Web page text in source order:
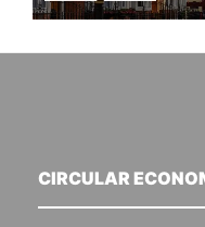
CIRCULAR